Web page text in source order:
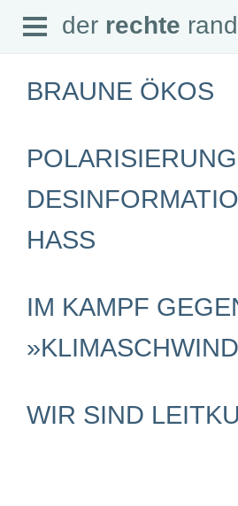
der rechte rand
SEITEN
Home
Suche
Magazin
Impressum
SCHWERPUNKTE
Schwerpunkt zur USA und Faschist Trump
Open
Menu
der rechte rand
BRAUNE ÖKOS
HASS
IM KAMPF
WIR SIND